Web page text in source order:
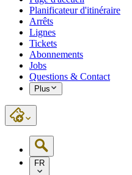
Planificateur d'itinéraire
Arrêts
Lignes
Tickets
Abonnements
Jobs
Questions & Contact
Plus
FR